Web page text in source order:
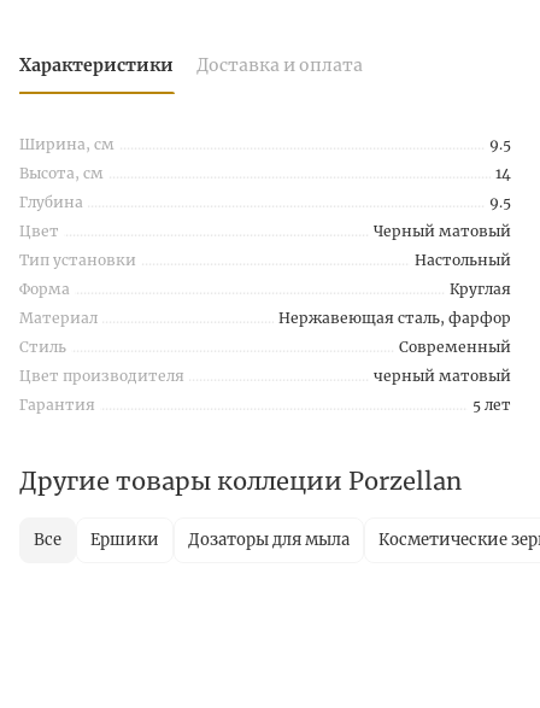
Характеристики Доставка и оплата
Ширина, см
9.5
Высота, см
14
Глубина
9.5
Цвет
Черный матовый
Тип установки
Настольный
Форма
Круглая
Материал
Нержавеющая сталь, фарфор
Стиль
Современный
Цвет производителя
черный матовый
Гарантия
5 лет
Другие товары коллеции Porzellan
Все Ершики Дозаторы для мыла Косметические